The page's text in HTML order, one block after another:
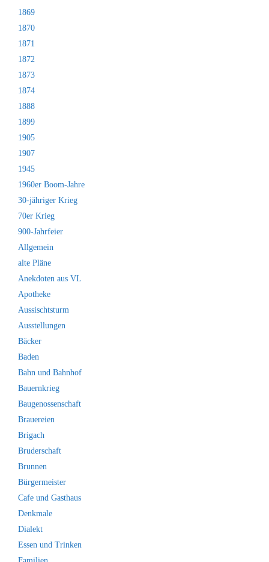
1869
1870
1871
1872
1873
1874
1888
1899
1905
1907
1945
1960er Boom-Jahre
30-jähriger Krieg
70er Krieg
900-Jahrfeier
Allgemein
alte Pläne
Anekdoten aus VL
Apotheke
Aussischtsturm
Ausstellungen
Bäcker
Baden
Bahn und Bahnhof
Bauernkrieg
Baugenossenschaft
Brauereien
Brigach
Bruderschaft
Brunnen
Bürgermeister
Cafe und Gasthaus
Denkmale
Dialekt
Essen und Trinken